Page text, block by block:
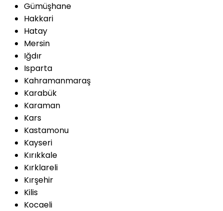
Gümüşhane
Hakkari
Hatay
Mersin
Iğdır
Isparta
Kahramanmaraş
Karabük
Karaman
Kars
Kastamonu
Kayseri
Kırıkkale
Kırklareli
Kırşehir
Kilis
Kocaeli